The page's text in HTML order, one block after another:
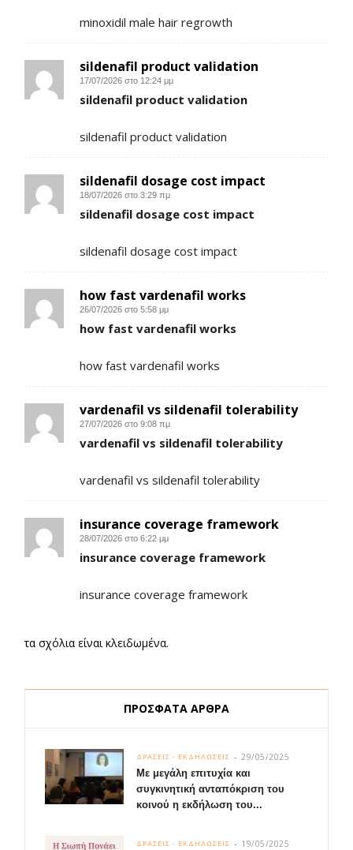
minoxidil male hair regrowth
sildenafil product validation
17/07/2026 στο 12:24 μμ
sildenafil product validation
sildenafil product validation
sildenafil dosage cost impact
18/07/2026 στο 3:29 πμ
sildenafil dosage cost impact
sildenafil dosage cost impact
how fast vardenafil works
26/07/2026 στο 5:58 μμ
how fast vardenafil works
how fast vardenafil works
vardenafil vs sildenafil tolerability
27/07/2026 στο 9:08 πμ
vardenafil vs sildenafil tolerability
vardenafil vs sildenafil tolerability
insurance coverage framework
28/07/2026 στο 6:22 μμ
insurance coverage framework
insurance coverage framework
τα σχόλια είναι κλειδωμένα.
ΠΡΟΣΦΑΤΑ ΑΡΘΡΑ
Με μεγάλη επιτυχία και
συγκινητική ανταπόκριση του
κοινού η εκδήλωση του...
ΔΡΑΣΕΙΣ - ΕΚΔΗΛΩΣΕΙΣ 29/05/2025
ΔΡΑΣΕΙΣ - ΕΚΔΗΛΩΣΕΙΣ 19/05/2025